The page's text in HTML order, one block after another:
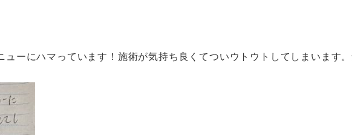
ューにハマっています！施術が気持ち良くてついウトウトしてしまいます